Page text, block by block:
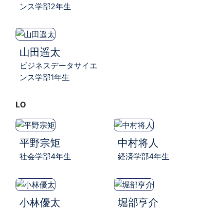
ンス学部2年生
山田遥太
ビジネスデータサイエ
ンス学部1年生
LO
平野宗矩
社会学部4年生
中村将人
経済学部4年生
小林優太 堀部亨介